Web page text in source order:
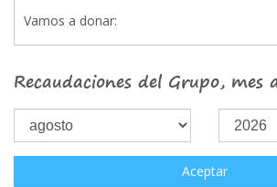
Vamos a donar:
Recaudaciones del Grupo, mes
Aceptar